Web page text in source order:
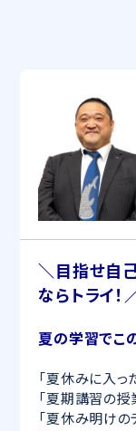
＼目指せ自
ならトライ！
夏の学習でこ
「夏休みに入っ
「夏期講習の授
「夏休み明けの